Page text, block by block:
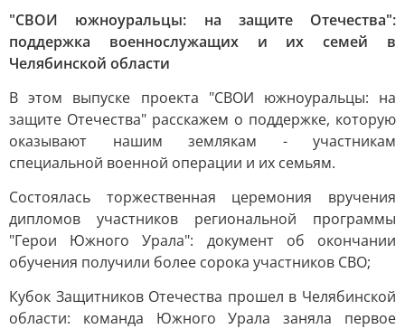
"СВОИ южноуральцы: на защите Отечества":
поддержка военнослужащих и их семей в
Челябинской области
В этом выпуске проекта "СВОИ южноуральцы: на
защите Отечества" расскажем о поддержке, которую
оказывают нашим землякам - участникам
специальной военной операции и их семьям.
Состоялась торжественная церемония вручения
дипломов участников региональной программы
"Герои Южного Урала": документ об окончании
обучения получили более сорока участников СВО;
Кубок Защитников Отечества прошел в Челябинской
области: команда Южного Урала заняла первое